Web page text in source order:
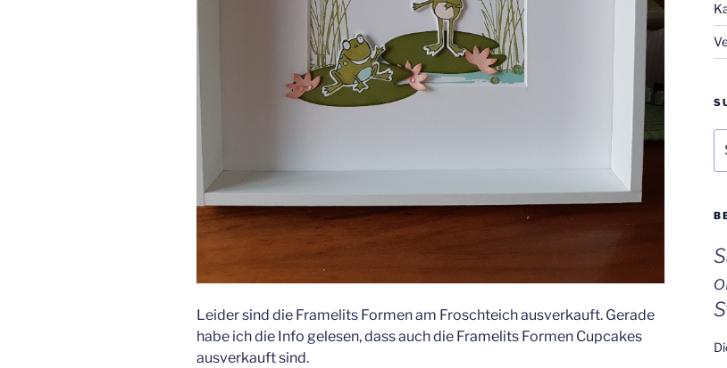
Leider sind die Framelits Formen am Froschteich ausverkauft. Gerade
habe ich die Info gelesen, dass auch die Framelits Formen Cupcakes
ausverkauft sind.